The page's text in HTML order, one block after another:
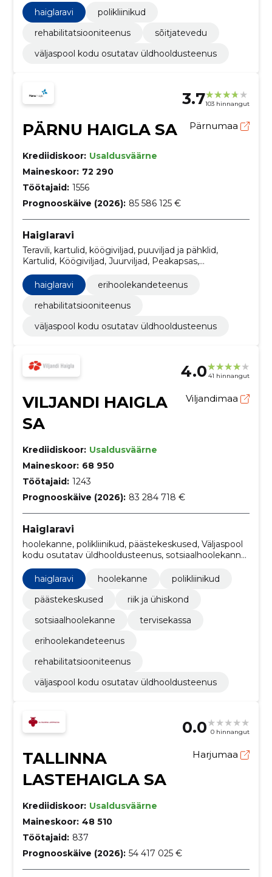
seonduvad tooted, Kartulid ja kartulitooted, Värsked
või külmutatud köögiviljad, Piimatooted,
Mitmesugused toiduained, Leivatooted, värsked
haiglaravi
polikliinikud
rehabilitatsiooniteenus
sõitjatevedu
väljaspool kodu osutatav üldhooldusteenus
3.7103 hinnangut
PÄRNU HAIGLA SA Pärnumaa
Krediidiskoor: Usaldusväärne
Maineskoor: 72 290
Töötajaid: 1556
Prognooskäive (2026): 85 586 125 €
Haiglaravi
Teravili, kartulid, köögiviljad, puuviljad ja pähklid,
Kartulid, Köögiviljad, Juurviljad, Peakapsas,
Naftatooted, kütused, elekter ja muud energiaallikad,
Veiseliha, Sealiha, Lihatooted, Vorstid
haiglaravi
erihoolekandeteenus
rehabilitatsiooniteenus
väljaspool kodu osutatav üldhooldusteenus
4.0 41 hinnangut
VILJANDI HAIGLA
SA
Viljandimaa
Krediidiskoor: Usaldusväärne
Maineskoor: 68 950
Töötajaid: 1243
Prognooskäive (2026): 83 284 718 €
Haiglaravi
hoolekanne, polikliinikud, päästekeskused, Väljaspool
kodu osutatav üldhooldusteenus, sotsiaalhoolekanne,
Tervisekassa, Lihatooted, Konserveeritud kala ning
muu töödeldud või säilitatud kala, Puuviljad,
köögiviljad ja nendega seonduvad tooted, Kartulid ja
kartulitooted
haiglaravi hoolekanne
polikliinikud
päästekeskused
riik ja ühiskond
sotsiaalhoolekanne
tervisekassa
erihoolekandeteenus
rehabilitatsiooniteenus
väljaspool kodu osutatav üldhooldusteenus
0.0 0 hinnangut
TALLINNA
LASTEHAIGLA SA
Harjumaa
Krediidiskoor: Usaldusväärne
Maineskoor: 48 510
Töötajaid: 837
Prognooskäive (2026): 54 417 025 €